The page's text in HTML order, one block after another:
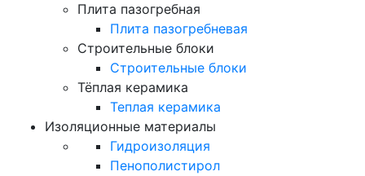
Плита пазогребная
Плита пазогребневая
Строительные блоки
Строительные блоки
Тёплая керамика
Теплая керамика
Изоляционные материалы
Гидроизоляция
Пенополистирол